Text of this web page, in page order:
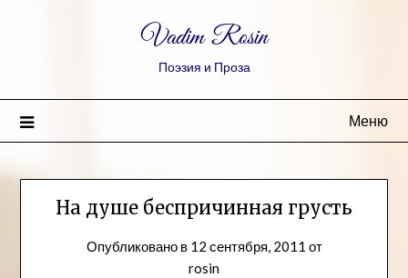
Vadim Rosin
Поэзия и Проза
Меню
На душе беспричинная грусть
Опубликовано в 12 сентября, 2011 от
rosin